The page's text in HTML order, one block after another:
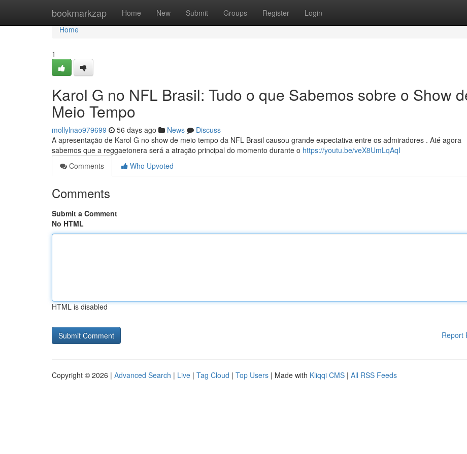
bookmarkzap Home New Submit Groups Register Login
Home
Home
1
Karol G no NFL Brasil: Tudo o que Sabemos sobre o Show
Meio Tempo
mollylnao979699 56 days ago News
Discuss
A apresentação de Karol G no show de meio tempo da NFL Brasil causou grande expectativa entre os admiradores . Até agora
sabemos que a reggaetonera será a atração principal do momento durante o https://youtu.be/veX8UmLqAqI
Comments
Who Upvoted
Comments
Submit a Comment
No HTML
HTML is disabled
Report
Copyright © 2026 | Advanced Search | Live | Tag Cloud | Top Users | Made with Kliqqi CMS | All RSS Feeds